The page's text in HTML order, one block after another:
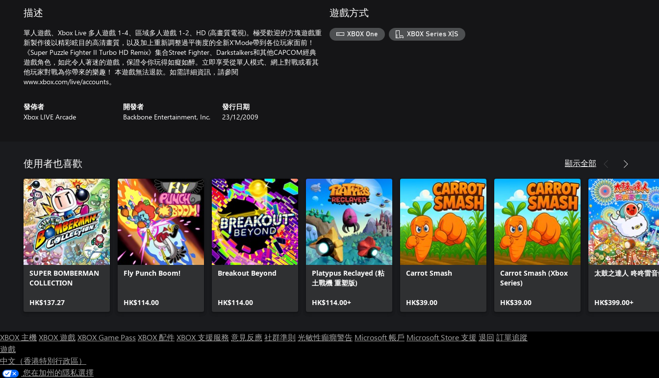
描述
單人遊戲、Xbox Live 多人遊戲 1-4、區域多人遊戲 1-2、HD (高畫質電視)。極受歡迎的方塊遊戲重
新製作後以精彩眩目的高清畫質，以及加上重新調整過平衡度的全新X’Mode帶到各位玩家面前！
《Super Puzzle Fighter II Turbo HD Remix》集合Street Fighter、Darkstalkers和其他CAPCOM經典
遊戲角色，如此令人著迷的遊戲，保證令你玩得如癡如醉。立即享受從單人模式、網上對戰或看其
他玩家對戰為你帶來的樂趣！ 本遊戲無法退款。如需詳細資訊，請參閱
www.xbox.com/live/accounts。
發佈者
Xbox LIVE Arcade
開發者
Backbone Entertainment, Inc.
發行日期
23/12/2009
遊戲方式
XBOX One XBOX Series X|S
使用者也喜歡 顯示全部
SUPER BOMBERMAN
COLLECTION
HK$137.27
Fly Punch Boom!
HK$114.00
Breakout Beyond
HK$114.00
Platypus Reclayed (粘
土戰機 重塑版)
HK$114.00+
Carrot Smash
HK$39.00
Carrot Smash (Xbox
Series)
HK$39.00
太鼓之達人 咚咚雷
HK$399.00+
XBOX 主機XBOX 遊戲XBOX Game Pass XBOX 配件XBOX 支援服務 意見反應社群準則 光敏性癲癇警告 Microsoft 帳戶 Microsoft Store 支援 退回 訂單追蹤
遊戲
中文（香港特別行政區）
您在加州的隱私選擇